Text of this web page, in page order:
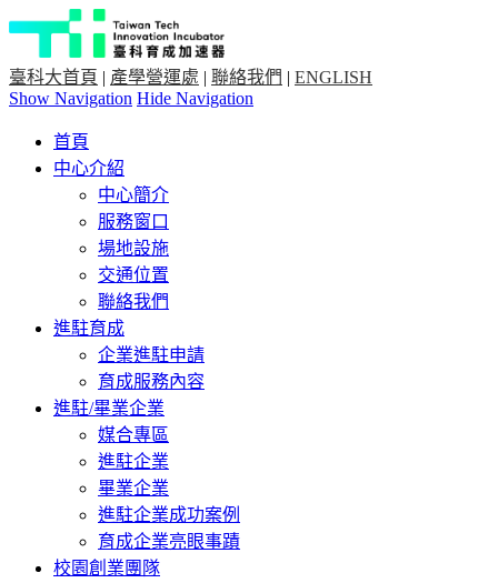
臺科大首頁 | 產學營運處 | 聯絡我們 | ENGLISH
Show Navigation Hide Navigation
首頁
中心介紹
中心簡介
服務窗口
場地設施
交通位置
聯絡我們
進駐育成
企業進駐申請
育成服務內容
進駐/畢業企業
媒合專區
進駐企業
畢業企業
進駐企業成功案例
育成企業亮眼事蹟
校園創業團隊